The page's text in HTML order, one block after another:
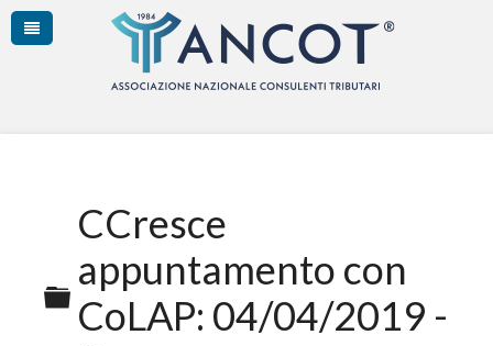
Cartella
CCresce
appuntamento con
CoLAP: 04/04/2019 -